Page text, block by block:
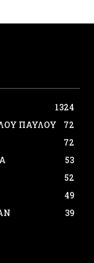
1324
ΠΑΥΛΟΥ
72
72
53
52
49
39